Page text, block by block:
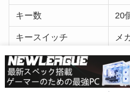
キー数 20
キースイッチ メ
Razer商品の中で最後にご紹
Orbweaver Chroma」